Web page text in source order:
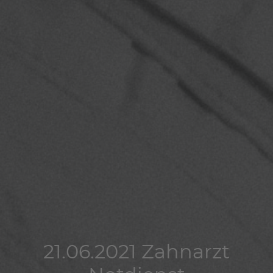
21.06.2021 Zahnarzt
21.06.2021 Zahnarzt
21.06.2021 Zahnarzt